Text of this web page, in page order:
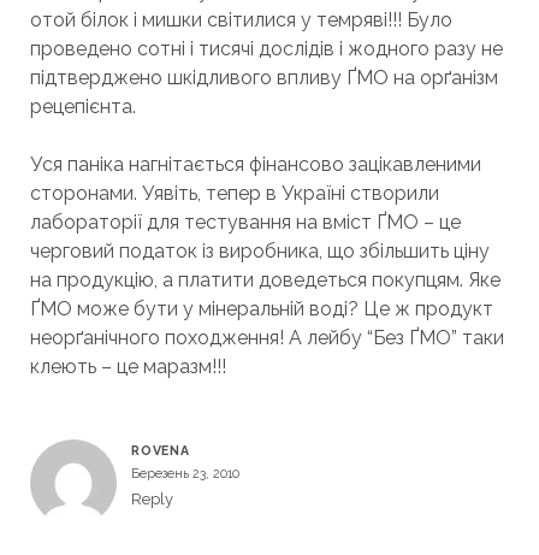
отой білок і мишки світилися у темряві!!! Було
проведено сотні і тисячі дослідів і жодного разу не
підтверджено шкідливого впливу ҐМО на орґанізм
рецепієнта.
Уся паніка нагнітається фінансово зацікавленими
сторонами. Уявіть, тепер в Україні створили
лабораторії для тестування на вміст ҐМО – це
черговий податок із виробника, що збільшить ціну
на продукцію, а платити доведеться покупцям. Яке
ҐМО може бути у мінеральній воді? Це ж продукт
неорґанічного походження! А лейбу “Без ҐМО” таки
клеють – це маразм!!!
ROVENA
Березень 23, 2010
Reply